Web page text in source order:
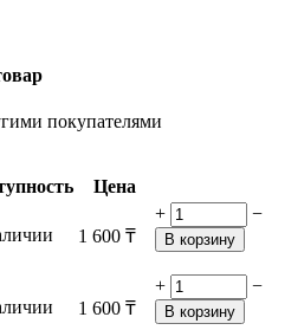
покупателями
Цена
1 600 ₸
+ −
В корзину
1 600 ₸
+ −
В корзину